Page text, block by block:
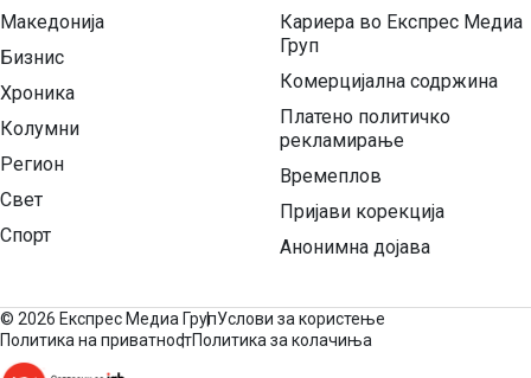
Македонија
Бизнис
Хроника
Колумни
Регион
Свет
Спорт
Кариера во Експрес Медиа
Груп
Комерцијална содржина
Платено политичко
рекламирање
Времеплов
Пријави корекција
Анонимна дојава
© 2026 Експрес Медиа ГрупУслови за користење
Политика на приватностПолитика за колачиња